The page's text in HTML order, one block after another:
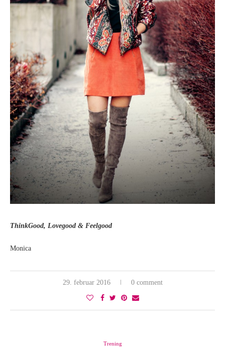
ThinkGood, Lovegood & Feelgood
Monica
29. februar 2016 0 comment
Trening